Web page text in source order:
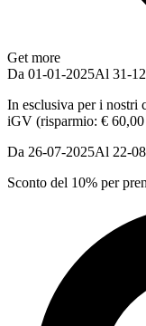
Get more
Da 01-01-2025Al 31-
In esclusiva per i nostri
iGV (risparmio: €
Da 26-07-2025Al 22-
Sconto del 10% per